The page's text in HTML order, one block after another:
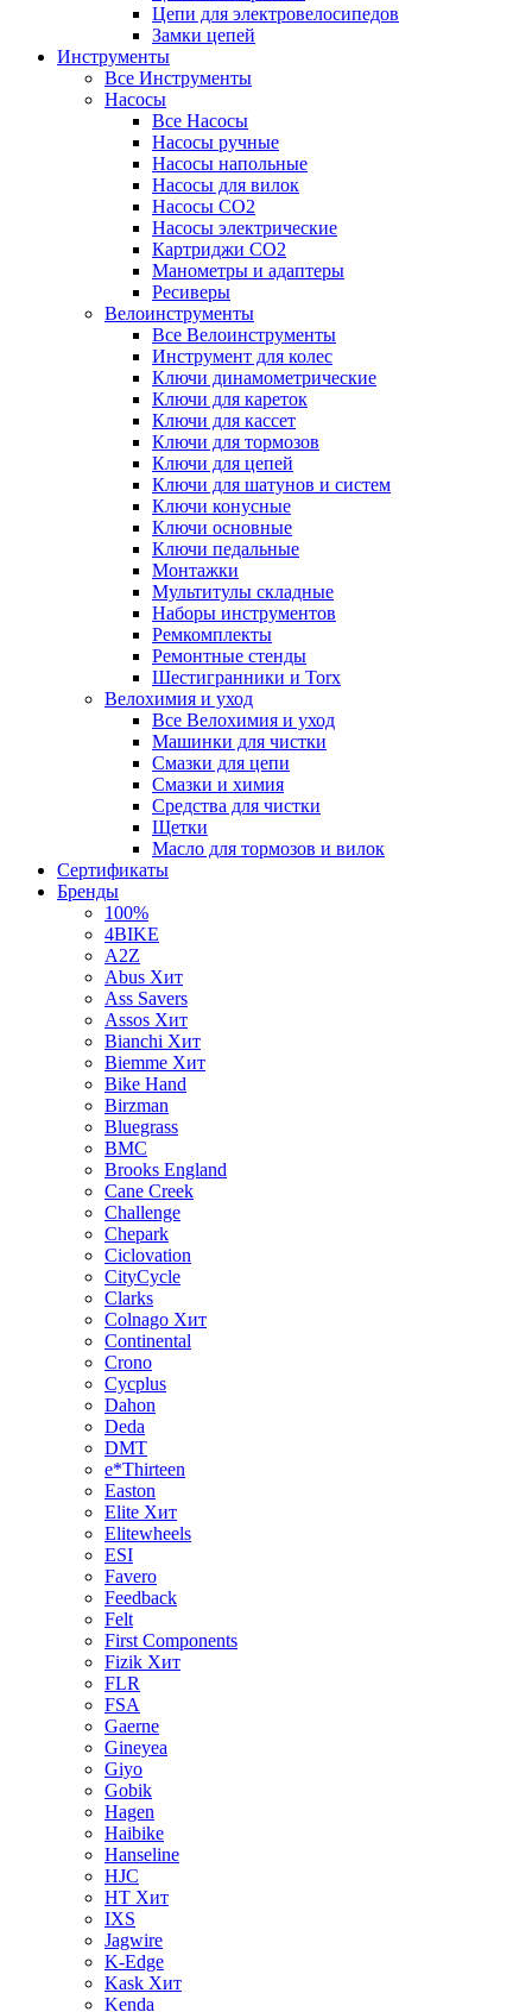
Цепи для электровелосипедов
Замки цепей
Инструменты
Все Инструменты
Насосы
Все Насосы
Насосы ручные
Насосы напольные
Насосы для вилок
Насосы CO2
Насосы электрические
Картриджи CO2
Манометры и адаптеры
Ресиверы
Велоинструменты
Все Велоинструменты
Инструмент для колес
Ключи динамометрические
Ключи для кареток
Ключи для кассет
Ключи для тормозов
Ключи для цепей
Ключи для шатунов и систем
Ключи конусные
Ключи основные
Ключи педальные
Монтажки
Мультитулы складные
Наборы инструментов
Ремкомплекты
Ремонтные стенды
Шестигранники и Torx
Велохимия и уход
Все Велохимия и уход
Машинки для чистки
Смазки для цепи
Смазки и химия
Средства для чистки
Щетки
Масло для тормозов и вилок
Сертификаты
Бренды
100%
4BIKE
A2Z
Abus Хит
Ass Savers
Assos Хит
Bianchi Хит
Biemme Хит
Bike Hand
Birzman
Bluegrass
BMC
Brooks England
Cane Creek
Challenge
Chepark
Ciclovation
CityCycle
Clarks
Colnago Хит
Continental
Crono
Cycplus
Dahon
Deda
DMT
e*Thirteen
Easton
Elite Хит
Elitewheels
ESI
Favero
Feedback
Felt
First Components
Fizik Хит
FLR
FSA
Gaerne
Gineyea
Giyo
Gobik
Hagen
Haibike
Hanseline
HJC
HT Хит
IXS
Jagwire
K-Edge
Kask Хит
Kenda